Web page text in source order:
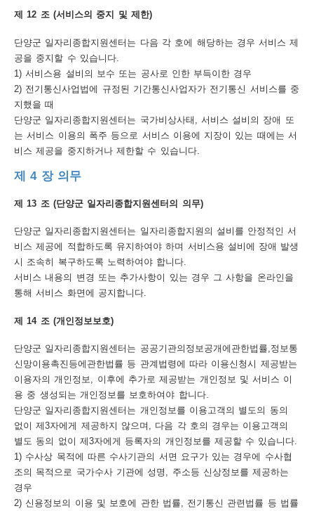
제 12 조 (서비스의 중지 및 제한)
단양군 일자리종합지원센터는 다음 각 호에 해당하는 경우 서비스 제
공을 중지할 수 있습니다.
1) 서비스용 설비의 보수 또는 공사로 인한 부득이한 경우
2) 전기통신사업법에 규정된 기간통신사업자가 전기통신 서비스를 중
지했을 때
단양군 일자리종합지원센터는 국가비상사태, 서비스 설비의 장애 또
는 서비스 이용의 폭주 등으로 서비스 이용에 지장이 있는 때에는 서
비스 제공을 중지하거나 제한할 수 있습니다.
제 4 장 의무
제 13 조 (단양군 일자리종합지원센터의 의무)
단양군 일자리종합지원센터는 일자리종합지원의 설비를 안정적인 서
비스 제공에 적합하도록 유지하여야 하며 서비스용 설비에 장애 발생
시 조속히 복구하도록 노력하여야 합니다.
서비스 내용의 변경 또는 추가사항이 있는 경우 그 사항을 온라인을
통해 서비스 화면에 공지합니다.
제 14 조 (개인정보보호)
단양군 일자리종합지원센터는 공공기관의정보공개에관한법률,정보통
신망이용촉진등에관한법률 등 관계법령에 따라 이용신청시 제공받는
이용자의 개인정보, 이후에 추가로 제공받는 개인정보 및 서비스 이
용 중 생성되는 개인정보를 보호하여야 합니다.
단양군 일자리종합지원센터는 개인정보를 이용고객의 별도의 동의
없이 제3자에게 제공하지 않으며, 다음 각 호의 경우는 이용고객의
별도 동의 없이 제3자에게 등록자의 개인정보를 제공할 수 있습니다.
1) 수사상 목적에 따른 수사기관의 서면 요구가 있는 경우에 수사협
조의 목적으로 국가수사 기관에 성명, 주소등 신상정보를 제공하는
경우
2) 신용정보의 이용 및 보호에 관한 법률, 전기통신 관련법률 등 법률